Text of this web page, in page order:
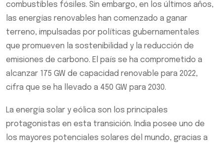
combustibles fósiles. Sin embargo, en los últimos años,
las energías renovables han comenzado a ganar
terreno, impulsadas por políticas gubernamentales
que promueven la sostenibilidad y la reducción de
emisiones de carbono. El país se ha comprometido a
alcanzar 175 GW de capacidad renovable para 2022,
cifra que se ha llevado a 450 GW para 2030.
La energía solar y eólica son los principales
protagonistas en esta transición. India posee uno de
los mayores potenciales solares del mundo, gracias a